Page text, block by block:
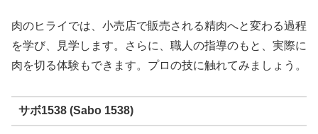
肉のヒライでは、小売店で販売される精肉へと変わる過程
を学び、見学します。さらに、職人の指導のもと、実際に
肉を切る体験もできます。プロの技に触れてみましょう。
サボ1538 (Sabo 1538)